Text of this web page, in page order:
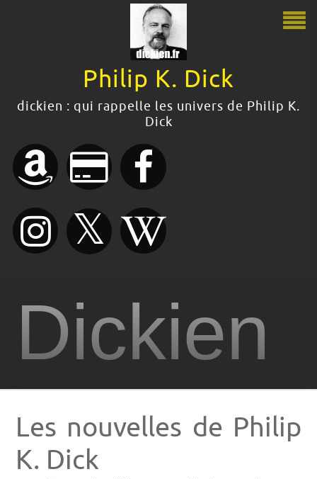
Philip K. Dick
dickien : qui rappelle les univers de Philip K.
Dick
Philip K. Dick
Le guide Philip K. Dick
Citations
Bibliographie
Romans de Philip K. Dick
Autres textes de Philip K. Dick
Boutique
Dickien
Les nouvelles de Philip
K. Dick